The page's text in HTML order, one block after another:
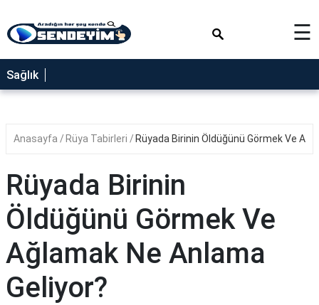
SAĞLIK
NEDİR
YEMEK
RÜYA
TABİRLERİ
GEZİLECEK
YERLER
BLOG
☰
Sağlık
Anasayfa Rüya Tabirleri Rüyada Birinin Öldüğünü Görmek Ve
Rüyada Birinin
Öldüğünü Görmek Ve
Ağlamak Ne Anlama
Geliyor?